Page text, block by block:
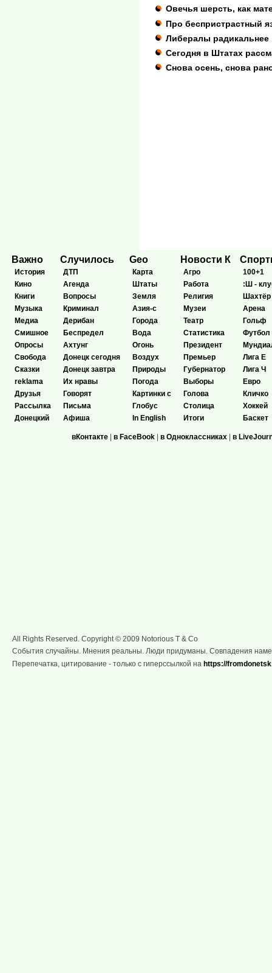
Овечья шерсть, как
Про беспристрастный
Либералы радикальнее
Сегодня в Штатах
Снова осень, снова
Важно
История
Кино
Книги
Музыка
Медиа
Смишное
Опросы
Свобода
Сказки
reklama
Друзья
Рассылка
Донецкий
Случилось
ДТП
Агенда
Вопросы
Криминал
Дерибан
Беспредел
Ахтунг
Донецк сегодня
Донецк завтра
Их нравы
Говорят
Письма
Афиша
Geo
Карта
Штаты
Земля
Азия-с
Города
Вода
Огонь
Воздух
Природы
Погода
Картинки с
Глобус
In English
Новости К
Агро
Работа
Религия
Музеи
Театр
Статистика
Президент
Премьер
Губернатор
Выборы
Голова
Столица
Итоги
100+1
:Ш -
Шахтёр
Арена
Гольф
Футбол
Лига Е
Лига Ч
Евро
Кличко
Хоккей
Баскет
вКонтакте | в FaceBook | в Одноклассниках | в
All Rights Reserved. Copyright © 2009 Notorious T & Co
События случайны. Мнения реальны. Люди придуманы. Совпадения
Перепечатка, цитирование - только с гиперссылкой на https://